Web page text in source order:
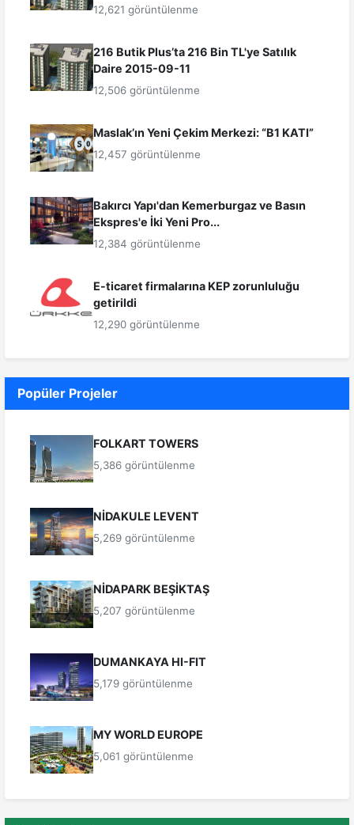
12,621 görüntülenme
216 Butik Plus’ta 216 Bin TL'ye Satılık
Daire 2015-09-11
12,506 görüntülenme
Maslak’ın Yeni Çekim Merkezi: “B1 KATI”
12,457 görüntülenme
Bakırcı Yapı'dan Kemerburgaz ve Basın
Ekspres'e İki Yeni Pro...
12,384 görüntülenme
E-ticaret firmalarına KEP zorunluluğu
getirildi
12,290 görüntülenme
Popüler Projeler
FOLKART TOWERS
5,386 görüntülenme
NİDAKULE LEVENT
5,269 görüntülenme
NİDAPARK BEŞİKTAŞ
5,207 görüntülenme
DUMANKAYA HI-FIT
5,179 görüntülenme
MY WORLD EUROPE
5,061 görüntülenme